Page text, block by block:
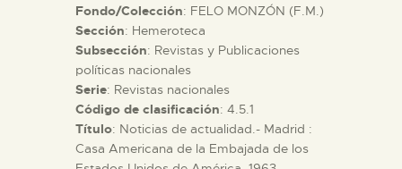
█
EL MUSEO
COLECCIONES
Fondo/Colección: FELO MONZÓN (F.M.)
Sección: Hemeroteca
Subsección: Revistas y Publicaciones
políticas nacionales
Serie: Revistas nacionales
Código de clasificación: 4.5.1
Título: Noticias de actualidad.- Madrid :
Casa Americana de la Embajada de los